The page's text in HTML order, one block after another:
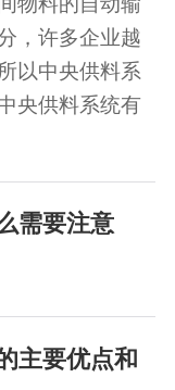
，许多企业越
以中央供料系
央供料系统有
需要注意
主要优点和